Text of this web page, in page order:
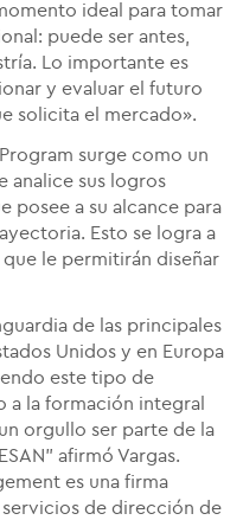
ideal para tomar
puede ser antes,
Lo importante es
y evaluar el futuro
solicita el mercado».
surge como un
analice sus logros
posee a su alcance para
Esto se logra a
que le permitirán diseñar
de las principales
Unidos y en Europa
este tipo de
la formación integral
orgullo ser parte de la
afirmó Vargas.
es una firma
de dirección de